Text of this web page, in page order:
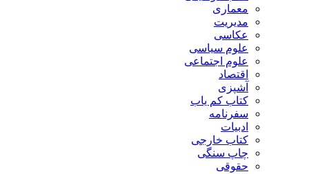
معماری
مدیریت
عکاسی
علوم سیاسی
علوم اجتماعی
اقتصاد
آشپزی
کتاب کم یاب
سفرنامه
ادبیات
کتاب خارجی
چاپ سنگی
حقوقی